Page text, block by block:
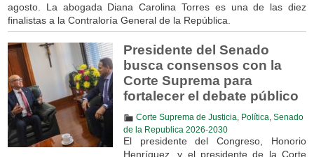
agosto. La abogada Diana Carolina Torres es una de las diez
finalistas a la Contraloría General de la República.
Presidente del Senado
busca consensos con la
Corte Suprema para
fortalecer el debate público
Corte Suprema de Justicia Política Senado
de la Republica 2026-2030
El presidente del Congreso, Honorio
Henríquez, y el presidente de la Corte